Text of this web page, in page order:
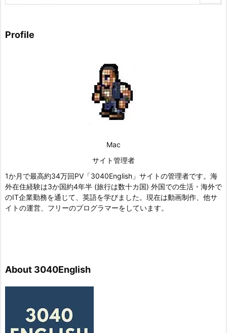
Profile
Mac
サイト管理者
1か月で最高約34万回PV「3040English」サイトの管理者です。海
外在住経験は3か国約4年半 (旅行は数十カ国) 外国での生活・海外で
のIT企業勤務を通じて、英語を学びました。現在は動画制作、他サ
イトの運営、フリーのプログラマーをしています。
About 3040English